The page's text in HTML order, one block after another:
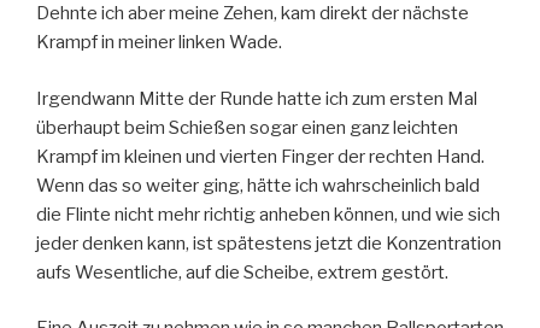
Dehnte ich aber meine Zehen, kam direkt der nächste
Krampf in meiner linken Wade.
Irgendwann Mitte der Runde hatte ich zum ersten Mal
überhaupt beim Schießen sogar einen ganz leichten
Krampf im kleinen und vierten Finger der rechten Hand.
Wenn das so weiter ging, hätte ich wahrscheinlich bald
die Flinte nicht mehr richtig anheben können, und wie sich
jeder denken kann, ist spätestens jetzt die Konzentration
aufs Wesentliche, auf die Scheibe, extrem gestört.